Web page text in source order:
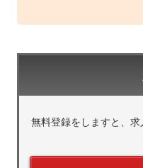
無料登録をしますと、